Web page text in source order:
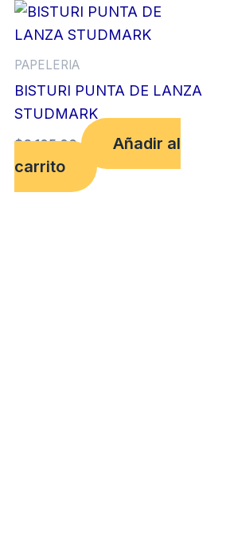
PAPELERIA
BISTURI PUNTA DE LANZA
STUDMARK
$6,105.00
Añadir al
carrito